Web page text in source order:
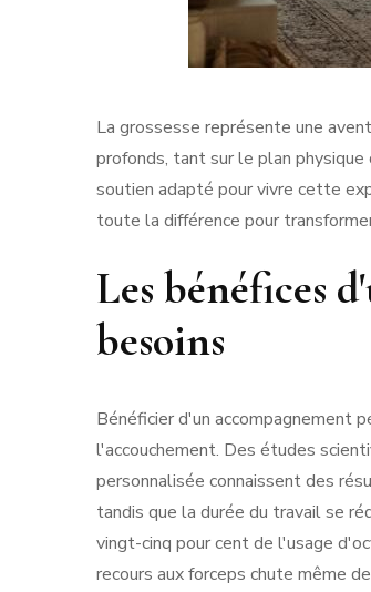
La grossesse représente une
profonds, tant sur le plan
soutien adapté pour vivre cette
toute la différence pour
Les bénéfices
besoins
Bénéficier d'un accompagnement
l'accouchement. Des études
personnalisée connaissent des
tandis que la durée du travail se
vingt-cinq pour cent de l'usage
recours aux forceps chute même